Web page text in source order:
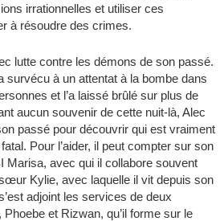
irrationnelles et utiliser ces
à résoudre des crimes.
lutte contre les démons de son passé.
survécu à un attentat à la bombe dans
et l’a laissé brûlé sur plus de
aucun souvenir de cette nuit-là, Alec
passé pour découvrir qui est vraiment
Pour l’aider, il peut compter sur son
Marisa, avec qui il collabore souvent
Kylie, avec laquelle il vit depuis son
adjoint les services de deux
et Rizwan, qu’il forme sur le